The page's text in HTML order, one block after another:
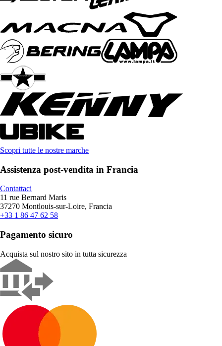
Scopri tutte le nostre marche
Assistenza post-vendita in Francia
Contattaci
11 rue Bernard Maris
37270 Montlouis-sur-Loire, Francia
+33 1 86 47 62 58
Pagamento sicuro
Acquista sul nostro sito in tutta sicurezza